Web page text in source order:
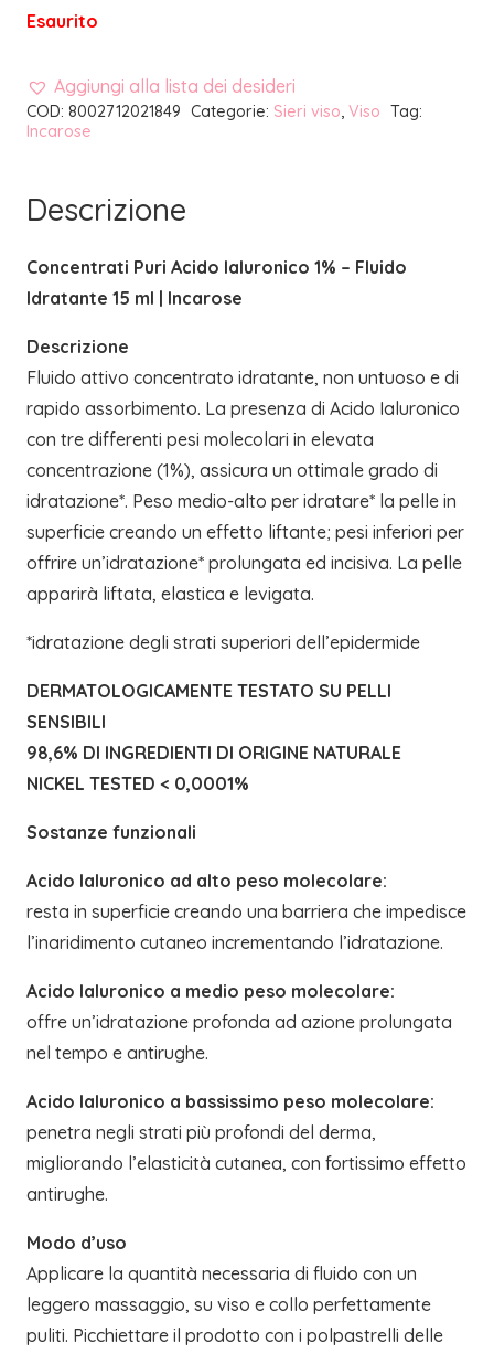
Esaurito
Aggiungi alla lista dei desideri
COD: 8002712021849 Categorie: Sieri viso Viso Tag:
Incarose
Descrizione
Concentrati Puri Acido Ialuronico 1% – Fluido
Idratante 15 ml | Incarose
Descrizione
Fluido attivo concentrato idratante, non untuoso e di
rapido assorbimento. La presenza di Acido Ialuronico
con tre differenti pesi molecolari in elevata
concentrazione (1%), assicura un ottimale grado di
idratazione*. Peso medio-alto per idratare* la pelle in
superficie creando un effetto liftante; pesi inferiori per
offrire un’idratazione* prolungata ed incisiva. La pelle
apparirà liftata, elastica e levigata.
*idratazione degli strati superiori dell’epidermide
DERMATOLOGICAMENTE TESTATO SU PELLI
SENSIBILI
98,6% DI INGREDIENTI DI ORIGINE NATURALE
NICKEL TESTED < 0,0001%
Sostanze funzionali
Acido Ialuronico ad alto peso molecolare:
resta in superficie creando una barriera che impedisce
l’inaridimento cutaneo incrementando l’idratazione.
Acido Ialuronico a medio peso molecolare:
offre un’idratazione profonda ad azione prolungata
nel tempo e antirughe.
Acido Ialuronico a bassissimo peso molecolare:
penetra negli strati più profondi del derma,
migliorando l’elasticità cutanea, con fortissimo effetto
antirughe.
Modo d’uso
Applicare la quantità necessaria di fluido con un
leggero massaggio, su viso e collo perfettamente
puliti. Picchiettare il prodotto con i polpastrelli delle